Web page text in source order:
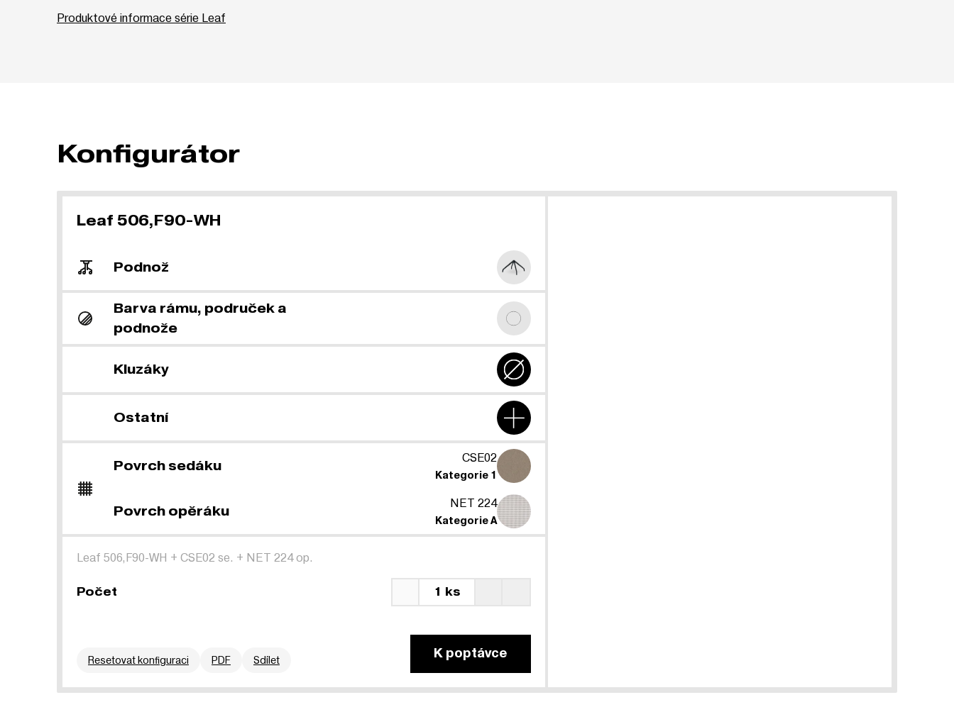
Produktové informace série Leaf
Konfigurátor
Leaf 506,F90-WH
Podnož
Barva rámu, područek a
podnože
Kluzáky
Ostatní
Povrch sedáku
CSE02
Kategorie 1
Povrch opěráku
NET 224
Kategorie A
Leaf 506,F90-WH + CSE02 se. + NET 224 op.
Počet 1 ks
Resetovat konfiguraci PDF Sdílet K poptávce